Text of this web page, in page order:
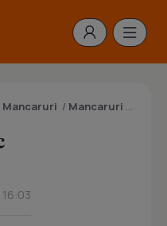
Mancaruri / Mancaruri cu carne